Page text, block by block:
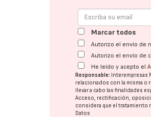
Marcar todos
Autorizo el envío de
Autorizo el envío de
He leído y acepto el
Responsable: Interempresas
relacionados con la misma o
llevar a cabo las finalidades
Acceso, rectificación,
considera que el tratamiento
Datos